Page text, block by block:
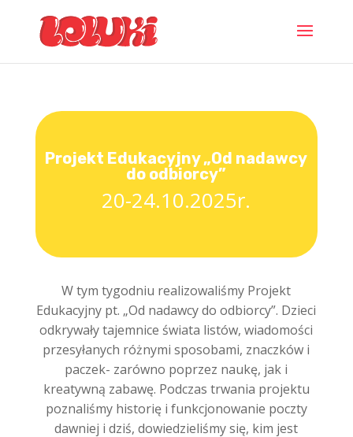
Projekt Edukacyjny „Od nadawcy
do odbiorcy”
20-24.10.2025r.
W tym tygodniu realizowaliśmy Projekt
Edukacyjny pt. „Od nadawcy do odbiorcy”. Dzieci
odkrywały tajemnice świata listów, wiadomości
przesyłanych różnymi sposobami, znaczków i
paczek- zarówno poprzez naukę, jak i
kreatywną zabawę. Podczas trwania projektu
poznaliśmy historię i funkcjonowanie poczty
dawniej i dziś, dowiedzieliśmy się, kim jest